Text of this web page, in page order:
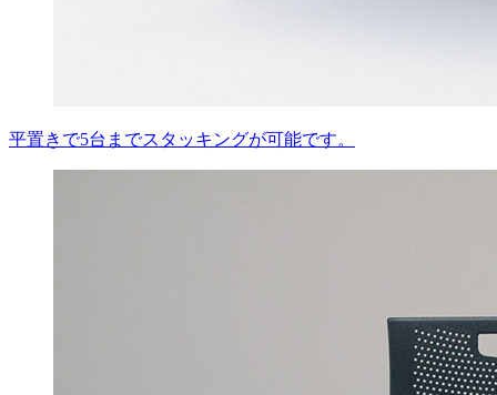
平置きで5台までスタッキングが可能です。